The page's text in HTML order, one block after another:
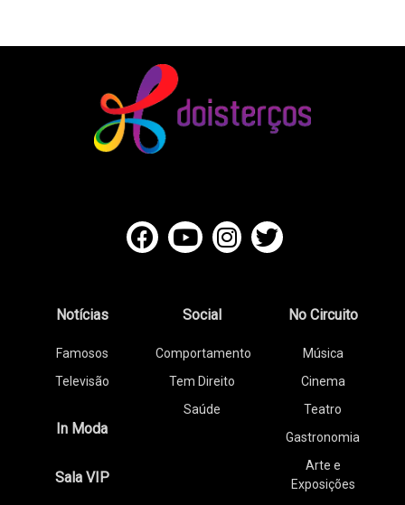
Notícias
Famosos
Televisão
In Moda
Sala VIP
Social
Comportamento
Tem Direito
Saúde
No Circuito
Música
Cinema
Teatro
Gastronomia
Arte e
Exposições